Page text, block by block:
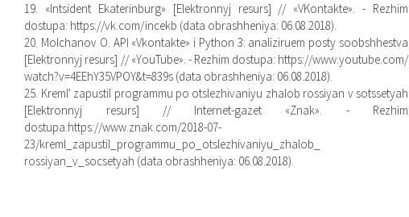
19. «Intsident Ekaterinburg» [Elektronnyj resurs] // «VKontakte». - Rezhim
dostupa: https://vk.com/incekb (data obrashheniya: 06.08.2018).
20. Molchanov O. API «Vkontakte» i Python 3: analiziruem posty soobshhestva
[Elektronnyj resurs] // «YouTube». - Rezhim dostupa: https://www.youtube.com/
watch?v=4EEhY35VPOY&t=839s (data obrashheniya: 06.08.2018).
25. Kreml' zapustil programmu po otslezhivaniyu zhalob rossiyan v sotssetyah
[Elektronnyj resurs] // Internet-gazet «Znak». - Rezhim
dostupa:https://www.znak.com/2018-07-
23/kreml_zapustil_programmu_po_otslezhivaniyu_zhalob_
rossiyan_v_socsetyah (data obrashheniya: 06.08.2018).